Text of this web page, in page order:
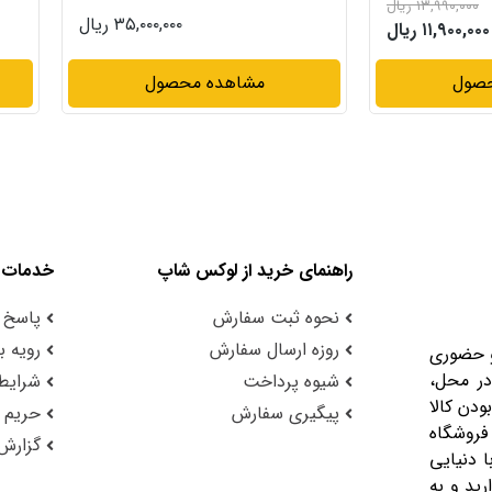
۳۵,۰۰۰,۰۰۰ ریال
۱۴,۹۹۰,۰۰۰ ریال
مشاهده محصول
حضوری
محل،
کالا
دنیایی
و به
راهنمای خرید از لوکس شاپ
نحوه ثبت سفارش
روزه ارسال سفارش
شیوه پرداخت
پیگیری سفارش
خدمات
رویه